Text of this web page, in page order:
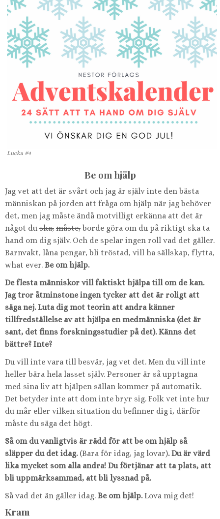
Lucka #4
Be om hjälp
Jag vet att det är svårt och jag är själv inte den bästa
människan på jorden att fråga om hjälp när jag behöver
det, men jag måste ändå motvilligt erkänna att det är
något du ska, måste, borde göra om du på riktigt ska ta
hand om dig själv. Och de spelar ingen roll vad det gäller.
Barnvakt, låna pengar, bli tröstad, vill ha sällskap, flytta,
what ever. Be om hjälp.
De flesta människor vill faktiskt hjälpa till om de kan.
Jag tror åtminstone ingen tycker att det är roligt att
säga nej. Luta dig mot teorin att andra känner
tillfredställelse av att hjälpa en medmänniska (det är
sant, det finns forskningsstudier på det). Känns det
bättre? Inte?
Du vill inte vara till besvär, jag vet det. Men du vill inte
heller bära hela lasset själv. Personer är så upptagna
med sina liv att hjälpen sällan kommer på automatik.
Det betyder inte att dom inte bryr sig. Folk vet inte hur
du mår eller vilken situation du befinner dig i, därför
måste du säga det högt.
Så om du vanligtvis är rädd för att be om hjälp så
släpper du det idag. (Bara för idag, jag lovar). Du är värd
lika mycket som alla andra! Du förtjänar att ta plats, att
bli uppmärksammad, att bli lyssnad på.
Så vad det än gäller idag. Be om hjälp.Lova mig det!
Kram